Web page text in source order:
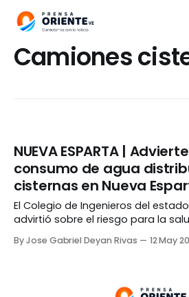
Camiones
NUEVA ESPARTA |
consumo de agua
cisternas en Nueva
El Colegio de Ingenieros del
advirtió sobre el riesgo para la
cisterna, en medio de la crisis
By Jose Gabriel Deyan Rivas 12 May